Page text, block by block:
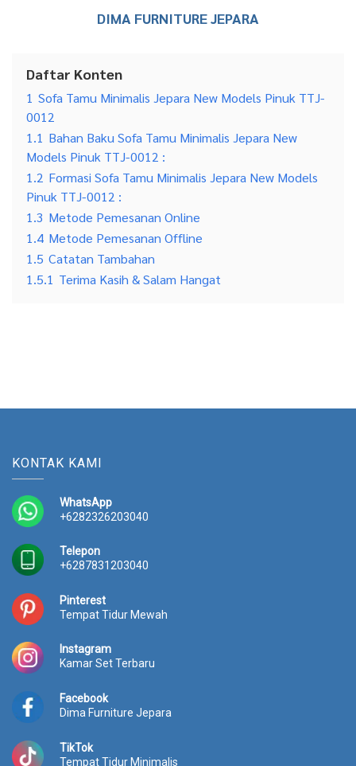
DIMA FURNITURE JEPARA
Daftar Konten
1 Sofa Tamu Minimalis Jepara New Models Pinuk TTJ-
0012
1.1 Bahan Baku Sofa Tamu Minimalis Jepara New
Models Pinuk TTJ-0012 :
1.2 Formasi Sofa Tamu Minimalis Jepara New Models
Pinuk TTJ-0012 :
1.3 Metode Pemesanan Online
1.4 Metode Pemesanan Offline
1.5 Catatan Tambahan
1.5.1 Terima Kasih & Salam Hangat
KONTAK KAMI
WhatsApp
+6282326203040
Telepon
+6287831203040
Pinterest
Tempat Tidur Mewah
Instagram
Kamar Set Terbaru
Facebook
Dima Furniture Jepara
TikTok
Tempat Tidur Minimalis